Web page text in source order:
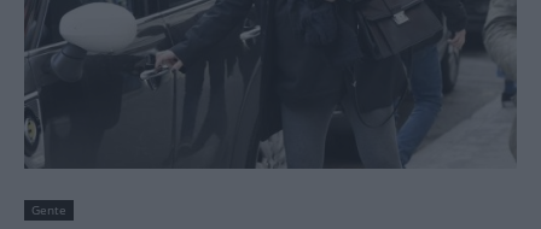
Gente